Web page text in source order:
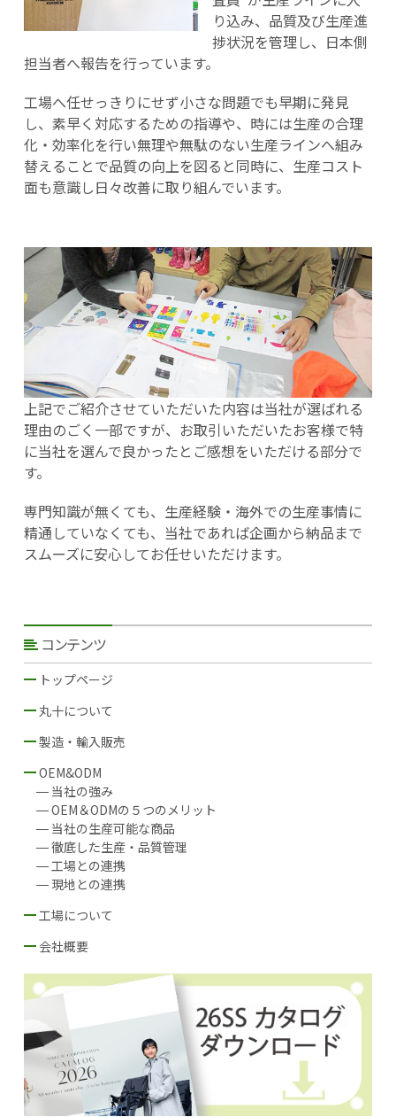
り込み、品質及び生産進
捗状況を管理し、日本側
担当者へ報告を行っています。
工場へ任せっきりにせず小さな問題でも早期に発見
し、素早く対応するための指導や、時には生産の合理
化・効率化を行い無理や無駄のない生産ラインへ組み
替えることで品質の向上を図ると同時に、生産コスト
面も意識し日々改善に取り組んでいます。
上記でご紹介させていただいた内容は当社が選ばれる
理由のごく一部ですが、お取引いただいたお客様で特
に当社を選んで良かったとご感想をいただける部分で
す。
専門知識が無くても、生産経験・海外での生産事情に
精通していなくても、当社であれば企画から納品まで
スムーズに安心してお任せいただけます。
コンテンツ
トップページ
丸十について
製造・輸入販売
OEM&ODM
当社の強み
OEM＆ODMの５つのメリット
当社の生産可能な商品
徹底した生産・品質管理
工場との連携
現地との連携
工場について
会社概要